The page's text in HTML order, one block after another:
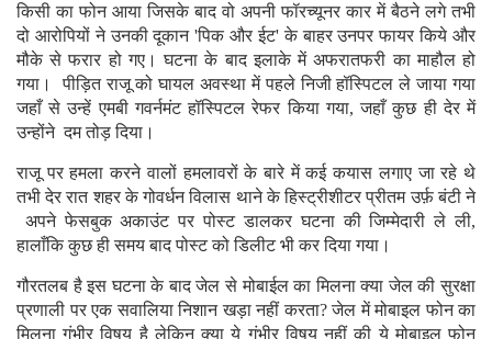
किसी का फोन आया जिसके बाद वो अपनी फॉरच्यूनर कार में बैठने लगे तभी
दो आरोपियों ने उनकी दूकान 'पिक और ईट' के बाहर उनपर फायर किये और
मौके से फरार हो गए। घटना के बाद इलाके में अफरातफरी का माहौल हो
गया। पीड़ित राजू को घायल अवस्था में पहले निजी हॉस्पिटल ले जाया गया
जहाँ से उन्हें एमबी गवर्नमंट हॉस्पिटल रेफर किया गया, जहाँ कुछ ही देर में
उन्होंने दम तोड़ दिया।
राजू पर हमला करने वालों हमलावरों के बारे में कई कयास लगाए जा रहे थे
तभी देर रात शहर के गोवर्धन विलास थाने के हिस्ट्रीशीटर प्रीतम उर्फ़ बंटी ने
अपने फेसबुक अकाउंट पर पोस्ट डालकर घटना की जिम्मेदारी ले ली,
हालाँकि कुछ ही समय बाद पोस्ट को डिलीट भी कर दिया गया।
गौरतलब है इस घटना के बाद जेल से मोबाईल का मिलना क्या जेल की सुरक्षा
प्रणाली पर एक सवालिया निशान खड़ा नहीं करता? जेल में मोबाइल फोन का
मिलना गंभीर विषय है लेकिन क्या ये गंभीर विषय नहीं की ये मोबाइल फोन